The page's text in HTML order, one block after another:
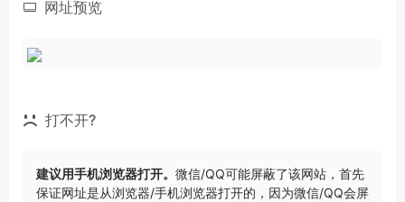
网址预览
打不开?
建议用手机浏览器打开。 微信/QQ可能屏蔽了该网站，首先
保证网址是从浏览器/手机浏览器打开的，因为微信/QQ会屏